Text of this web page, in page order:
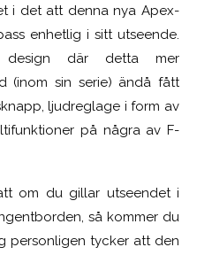
i det att denna nya Apex-
enhetlig i sitt utseende.
där detta mer
(inom sin serie) ändå fått
ljudreglage i form av
på några av F-
om du gillar utseendet i
så kommer du
personligen tycker att den